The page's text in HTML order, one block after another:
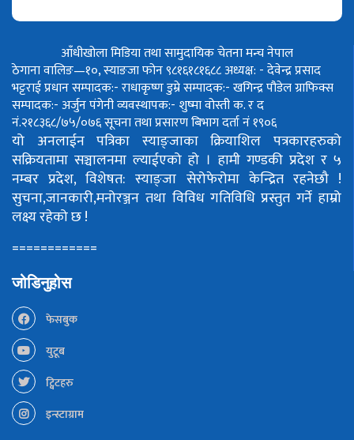
आँधीखोला मिडिया तथा सामुदायिक चेतना मन्च नेपाल
ठेगाना वालिङ—१०, स्याङजा फोन ९८१६१८१६८८अध्यक्ष: - देवेन्द्र प्रसाद
भट्टराईप्रधान सम्पादक:- राधाकृष्ण डुम्रेसम्पादक:- खगिन्द्र पौडेलग्राफिक्स
सम्पादक:- अर्जुन पंगेनीव्यवस्थापक:- शुष्मा वोस्तीक. र द
नं.२१८३६८/७५/०७६सूचना तथा प्रसारण बिभाग दर्ता नं १९०६
यो अनलाईन पत्रिका स्याङ्जाका क्रियाशिल पत्रकारहरुको
सक्रियतामा सञ्चालनमा ल्याईएको हो । हामी गण्डकी प्रदेश र ५
नम्बर प्रदेश, विशेषत: स्याङ्जा सेरोफेरोमा केन्द्रित रहनेछौ !
सुचना,जानकारी,मनोरञ्जन तथा विविध गतिविधि प्रस्तुत गर्ने हाम्रो
लक्ष्य रहेको छ !
============
जोडिनुहोस
फेसबुक
युटूब
ट्विटहरु
इन्स्टाग्राम